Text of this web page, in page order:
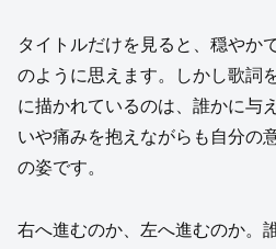
タイトルだけを見ると、穏やか
のように思えます。しかし歌詞
に描かれているのは、誰かに与
いや痛みを抱えながらも自分の
の姿です。
右へ進むのか、左へ進むのか。